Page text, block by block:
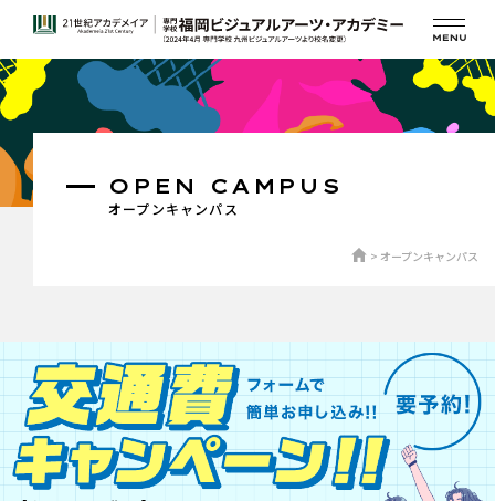
オープンキャンパス
OPEN CAMPUS
オープンキャンパス